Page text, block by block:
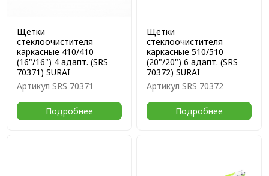
Щётки
стеклоочистителя
каркасные 410/410
(16"/16") 4 адапт. (SRS
70371) SURAI
Артикул SRS 70371
Подробнее
Щётки
стеклоочистителя
каркасные 510/510
(20"/20") 6 адапт. (SRS
70372) SURAI
Артикул SRS 70372
Подробнее